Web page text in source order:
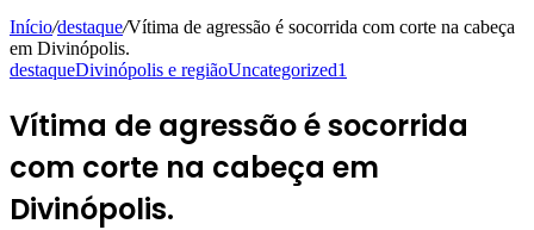
Início/destaque/Vítima de agressão é socorrida com corte na cabeça
em Divinópolis.
destaqueDivinópolis e regiãoUncategorized1
Vítima de agressão é socorrida
com corte na cabeça em
Divinópolis.